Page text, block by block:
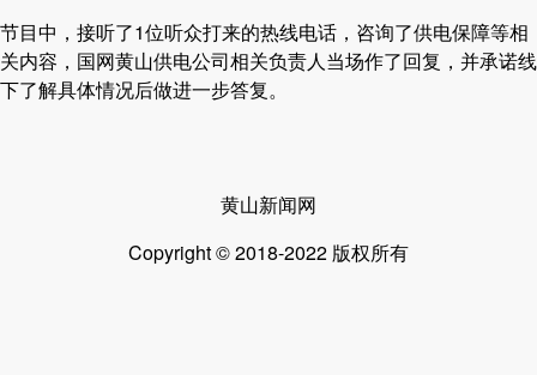
节目中，接听了1位听众打来的热线电话，咨询了供电保障等相
关内容，国网黄山供电公司相关负责人当场作了回复，并承诺线
下了解具体情况后做进一步答复。
黄山新闻网
Copyright © 2018-2022 版权所有